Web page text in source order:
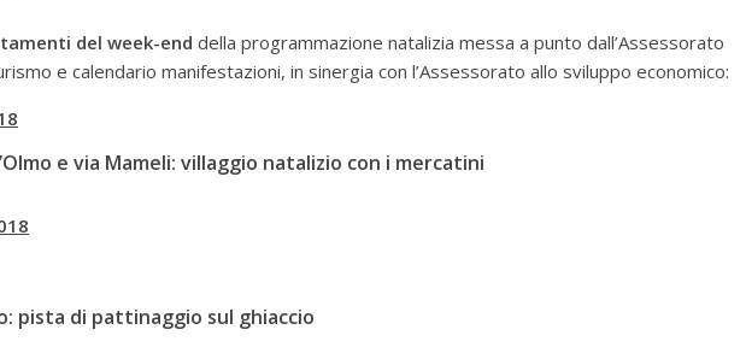
del week-end della programmazione natalizia messa a punto dall’Assessorato
e calendario manifestazioni, in sinergia con l’Assessorato allo sviluppo economico:
e via Mameli: villaggio natalizio con i mercatini
pista di pattinaggio sul ghiaccio